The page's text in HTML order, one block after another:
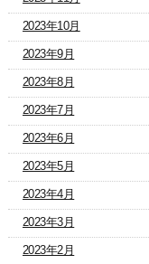
2023年10月
2023年9月
2023年8月
2023年7月
2023年6月
2023年5月
2023年4月
2023年3月
2023年2月